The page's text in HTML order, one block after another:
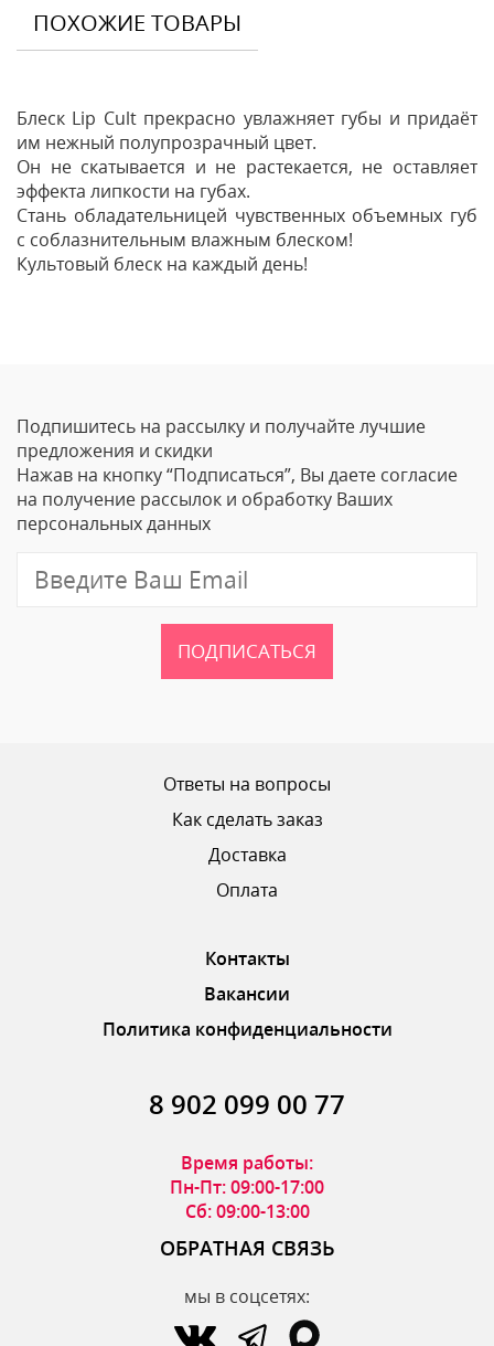
ПОХОЖИЕ ТОВАРЫ
Блеск Lip Cult прекрасно увлажняет губы и придаёт
им нежный полупрозрачный цвет.
Он не скатывается и не растекается, не оставляет
эффекта липкости на губах.
Стань обладательницей чувственных объемных губ
с соблазнительным влажным блеском!
Культовый блеск на каждый день!
Ваше Имя
Email
ОТПРАВИТЬ ОТЗЫВ
Подпишитесь на рассылку и получайте лучшие
предложения и скидки
Нажав на кнопку “Подписаться”, Вы даете согласие
на получение рассылок и обработку Ваших
персональных данных
ПОДПИСАТЬСЯ
Ответы на вопросы
Как сделать заказ
Доставка
Оплата
Контакты
Вакансии
Политика конфиденциальности
8 902 099 00 77
Время работы:
Пн-Пт: 09:00-17:00
Сб: 09:00-13:00
ОБРАТНАЯ СВЯЗЬ
мы в соцсетях: